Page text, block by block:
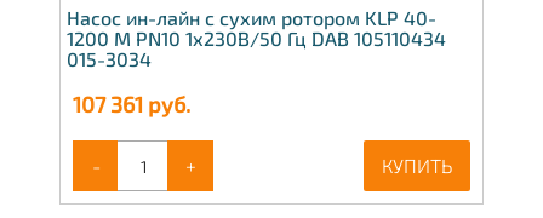
Насос ин-лайн с сухим ротором KLP 40-
1200 M PN10 1x230В/50 Гц DAB 105110434
015-3034
107 361 руб.
- + КУПИТЬ